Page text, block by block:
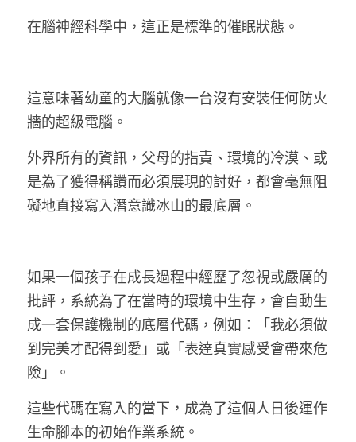
在腦神經科學中，這正是標準的催眠狀態。
這意味著幼童的大腦就像一台沒有安裝任何防火
牆的超級電腦。
外界所有的資訊，父母的指責、環境的冷漠、或
是為了獲得稱讚而必須展現的討好，都會毫無阻
礙地直接寫入潛意識冰山的最底層。
如果一個孩子在成長過程中經歷了忽視或嚴厲的
批評，系統為了在當時的環境中生存，會自動生
成一套保護機制的底層代碼，例如：「我必須做
到完美才配得到愛」或「表達真實感受會帶來危
險」。
這些代碼在寫入的當下，成為了這個人日後運作
生命腳本的初始作業系統。